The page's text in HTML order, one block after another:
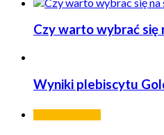
Czy warto wybrać się
Wyniki plebiscytu